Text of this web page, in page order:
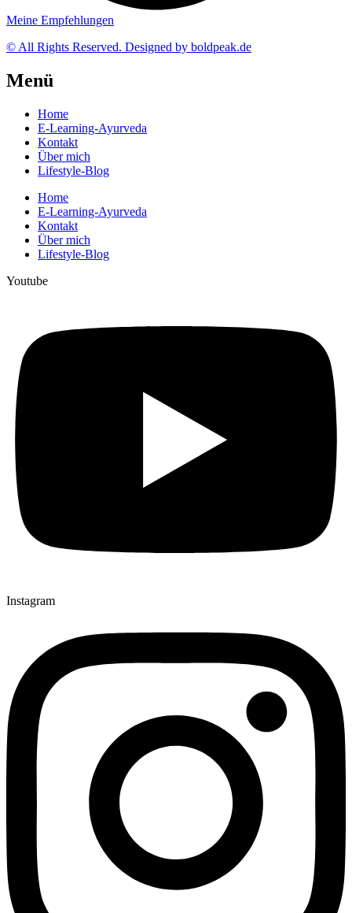
Meine Empfehlungen
© All Rights Reserved. Designed by boldpeak.de
Menü
Home
E-Learning-Ayurveda
Kontakt
Über mich
Lifestyle-Blog
Home
E-Learning-Ayurveda
Kontakt
Über mich
Lifestyle-Blog
Youtube
Instagram